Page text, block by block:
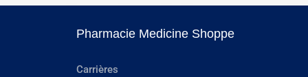
Pharmacie Medicine Shoppe
Carrières